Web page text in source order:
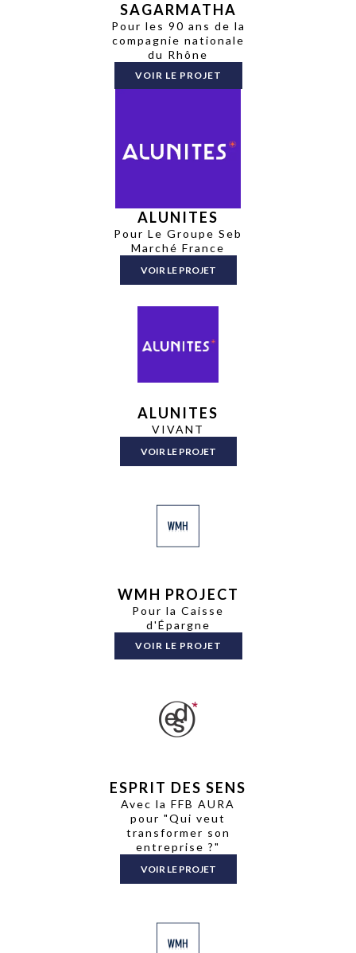
SAGARMATHA
Pour les 90 ans de la
compagnie nationale
du Rhône
VOIR LE PROJET
ALUNITES
Pour Le Groupe Seb
Marché France
VOIR LE PROJET
ALUNITES
VIVANT
VOIR LE PROJET
WMH PROJECT
Pour la Caisse
d'Épargne
VOIR LE PROJET
ESPRIT DES SENS
Avec la FFB AURA
pour "Qui veut
transformer son
entreprise ?"
VOIR LE PROJET